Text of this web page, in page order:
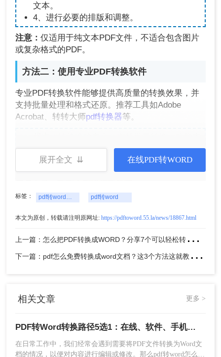
文本。
4、进行必要的排版和调整。
注意：仅适用于纯文本PDF文件，不适合包含图片
或复杂格式的PDF。
方法二：使用专业PDF转换软件
专业PDF转换软件能够提供高质量的转换效果，并
支持批量处理和格式还原。推荐工具如Adobe
Acrobat、转转大师pdf转换器等。
全，部分软件具备OCR技术。
缺点：部分高级功能可能需要付费才能使用。
操作步骤：
1、安装并运行转转大师PDF转换器软件。
2、选择“PDF转换”功能，然后点击“PDF转其
展开全文 ⇊ 在线PDF转WORD
标签： pdf转word怎么转 pdf转word
本文为原创，转载请注明原网址: https://pdftoword.55.la/news/18867.html
上
一篇：怎么把PDF转换成WORD？分享7个可以轻松转换的方法！
下
一篇：pdf怎么免费转换成word文档？这3个方法这就教给你！
相关文章 更多 >
PDF转Word转换路径5选1：在线、软件、手机端各场景最优解！
在日常工作中，我们经常会遇到需要将PDF文件转换为Word文
档的情况，以便对内容进行编辑或修改。那么pdf转word怎么转